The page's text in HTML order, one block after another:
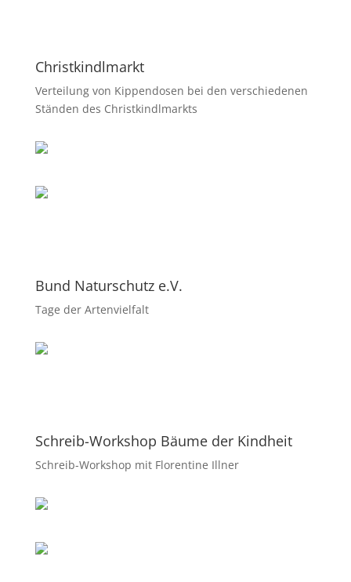
Christkindlmarkt
Verteilung von Kippendosen bei den verschiedenen
Ständen des Christkindlmarkts
Bund Naturschutz e.V.
Tage der Artenvielfalt
Schreib-Workshop Bäume der Kindheit
Schreib-Workshop mit Florentine Illner